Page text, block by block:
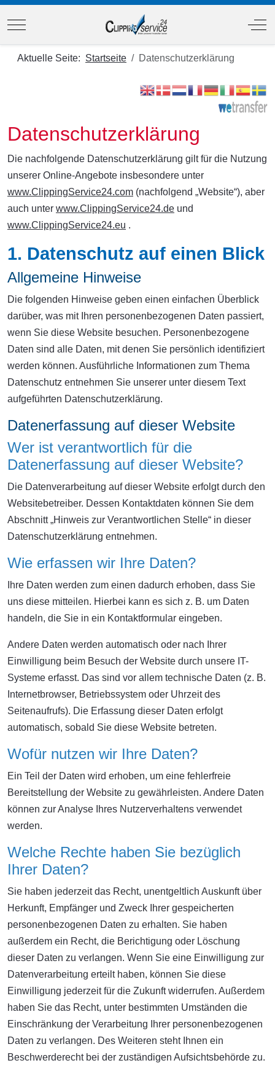
Mobile Menu Toggle Off-
Aktuelle Seite: Startseite Datenschutzerklärung
Datenschutzerklärung
Die nachfolgende Datenschutzerklärung gilt für die Nutzung
unserer Online-Angebote insbesondere unter
www.ClippingService24.com (nachfolgend „Website“), aber
auch unter www.ClippingService24.de und
www.ClippingService24.eu .
1. Datenschutz auf einen Blick
Allgemeine Hinweise
Die folgenden Hinweise geben einen einfachen Überblick
darüber, was mit Ihren personenbezogenen Daten passiert,
wenn Sie diese Website besuchen. Personenbezogene
Daten sind alle Daten, mit denen Sie persönlich identifiziert
werden können. Ausführliche Informationen zum Thema
Datenschutz entnehmen Sie unserer unter diesem Text
aufgeführten Datenschutzerklärung.
Datenerfassung auf dieser Website
Wer ist verantwortlich für die
Datenerfassung auf dieser Website?
Die Datenverarbeitung auf dieser Website erfolgt durch den
Websitebetreiber. Dessen Kontaktdaten können Sie dem
Abschnitt „Hinweis zur Verantwortlichen Stelle“ in dieser
Datenschutzerklärung entnehmen.
Wie erfassen wir Ihre Daten?
Ihre Daten werden zum einen dadurch erhoben, dass Sie
uns diese mitteilen. Hierbei kann es sich z. B. um Daten
handeln, die Sie in ein Kontaktformular eingeben.
Andere Daten werden automatisch oder nach Ihrer
Einwilligung beim Besuch der Website durch unsere IT-
Systeme erfasst. Das sind vor allem technische Daten (z. B.
Internetbrowser, Betriebssystem oder Uhrzeit des
Seitenaufrufs). Die Erfassung dieser Daten erfolgt
automatisch, sobald Sie diese Website betreten.
Wofür nutzen wir Ihre Daten?
Ein Teil der Daten wird erhoben, um eine fehlerfreie
Bereitstellung der Website zu gewährleisten. Andere Daten
können zur Analyse Ihres Nutzerverhaltens verwendet
werden.
Welche Rechte haben Sie bezüglich
Ihrer Daten?
Sie haben jederzeit das Recht, unentgeltlich Auskunft über
Herkunft, Empfänger und Zweck Ihrer gespeicherten
personenbezogenen Daten zu erhalten. Sie haben
außerdem ein Recht, die Berichtigung oder Löschung
dieser Daten zu verlangen. Wenn Sie eine Einwilligung zur
Datenverarbeitung erteilt haben, können Sie diese
Einwilligung jederzeit für die Zukunft widerrufen. Außerdem
haben Sie das Recht, unter bestimmten Umständen die
Einschränkung der Verarbeitung Ihrer personenbezogenen
Daten zu verlangen. Des Weiteren steht Ihnen ein
Beschwerderecht bei der zuständigen Aufsichtsbehörde zu.